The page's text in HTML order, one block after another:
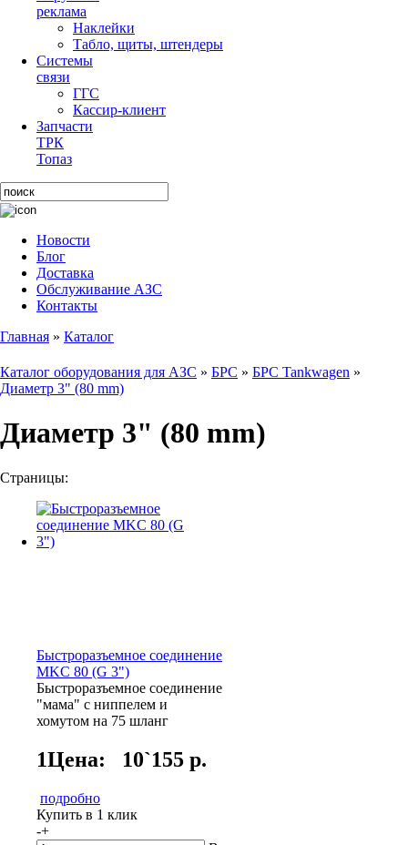
реклама
Наклейки
Табло, щиты, штендеры
Системы
связи
ГГС
Кассир-клиент
Запчасти
ТРК
Топаз
Новости
Блог
Доставка
Обслуживание АЗС
Контакты
Главная » Каталог
Каталог оборудования для АЗС » БРС » БРС Tankwagen »
Диаметр 3" (80 mm)
Диаметр 3" (80 mm)
Страницы:
Быстроразъемное соединение
MKC 80 (G 3")
Быстроразъемное соединение
"мама" с ниппелем и
хомутом на 75 шланг
1Цена: 10`155 р.
подробно
Купить в 1 клик
-+